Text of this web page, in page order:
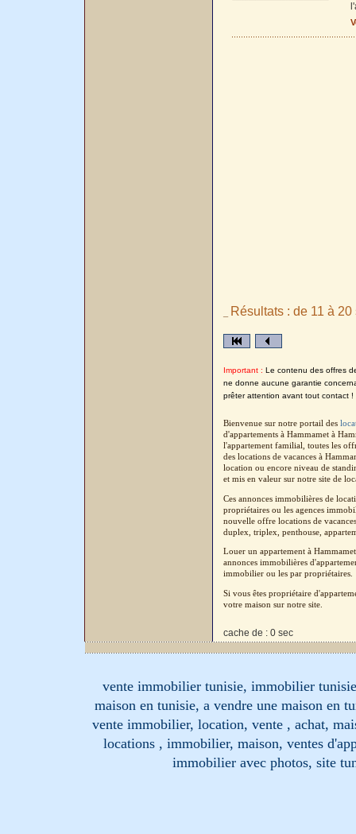
Résultats : de 11 à 20
Important : Le contenu des offres
ne donne aucune garantie
prêter attention avant tout contact !
Bienvenue sur notre portail des
d'appartements à Hammamet à
l'appartement familial, toutes les
des locations de vacances à
location ou encore niveau de
et mis en valeur sur notre site de
Ces annonces immobilières de
propriétaires ou les agences
nouvelle offre locations de
duplex, triplex, penthouse,
Louer un appartement à
annonces immobilières
immobilier ou les par propriétaires.
Si vous êtes propriétaire
votre maison sur notre site.
cache de : 0 sec
vente immobilier tunisie, immobilier
maison en tunisie, a vendre une maison en
vente immobilier, location, vente , achat,
locations , immobilier, maison, ventes
immobilier avec photos, site